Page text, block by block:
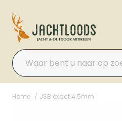
Home JSB exact 4.5mm